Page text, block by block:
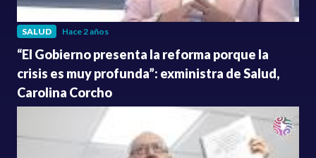
SALUD Hace 2 años
“El Gobierno presenta la reforma porque la
crisis es muy profunda”: exministra de Salud,
Carolina Corcho